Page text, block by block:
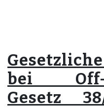
bei Off-
Gesetz